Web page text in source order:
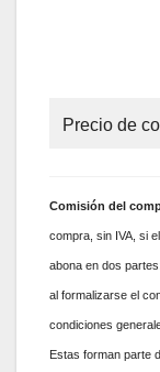
Precio de
Comisión del
compra, sin IVA, si
abona en dos
al formalizarse el
condiciones
Estas forman parte